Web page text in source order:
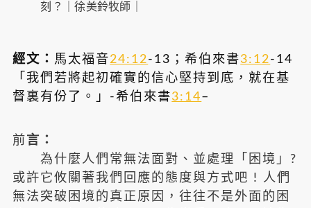
刻？｜徐美鈴牧師｜
經文： 馬太福音24:12-13；希伯來書3:12-14
「我們若將起初確實的信心堅持到底，就在基
督裏有份了。」-希伯來書3:14–
前 言：
為什麼人們常無法面對、並處理「困境」?
或許它攸關著我們回應的態度與方式吧 ! 人們
無法突破困境的真正原因，往往不是外面的困